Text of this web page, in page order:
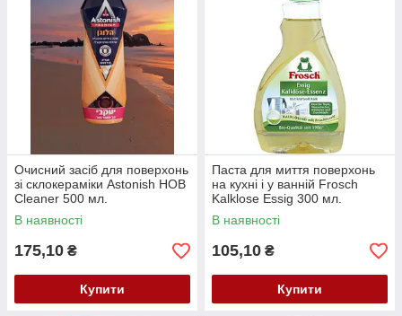
Очисний засіб для поверхонь
зі склокераміки Astonish HOB
Cleaner 500 мл.
В наявності
175,10 ₴
Купити
Паста для миття поверхонь
на кухні і у ванній Frosch
Kalklose Essig 300 мл.
В наявності
105,10 ₴
Купити